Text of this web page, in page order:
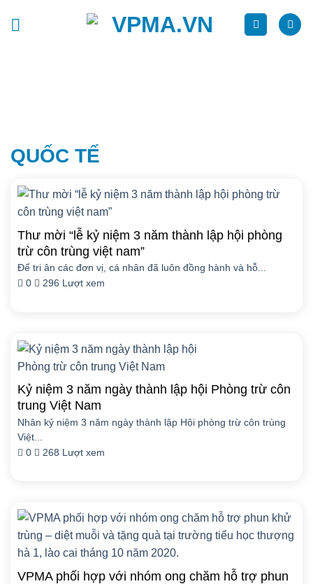
QUỐC TẾ
Thư mời “lễ kỷ niệm 3 năm thành lập hội phòng
trừ côn trùng việt nam”
Để tri ân các đơn vị, cá nhân đã luôn đồng hành và hỗ...
0
296 Lượt xem
Kỷ niệm 3 năm ngày thành lập hội Phòng trừ côn
trung Việt Nam
Nhân kỷ niệm 3 năm ngày thành lập Hội phòng trừ côn trùng
Việt...
0
268 Lượt xem
VPMA phối hợp với nhóm ong chăm hỗ trợ phun